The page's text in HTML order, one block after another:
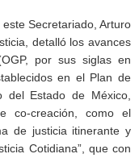
Secretariado, Arturo
detalló los avances
por sus siglas en
en el Plan de
del Estado de México,
co-creación, como el
de justicia itinerante y
Cotidiana”, que con